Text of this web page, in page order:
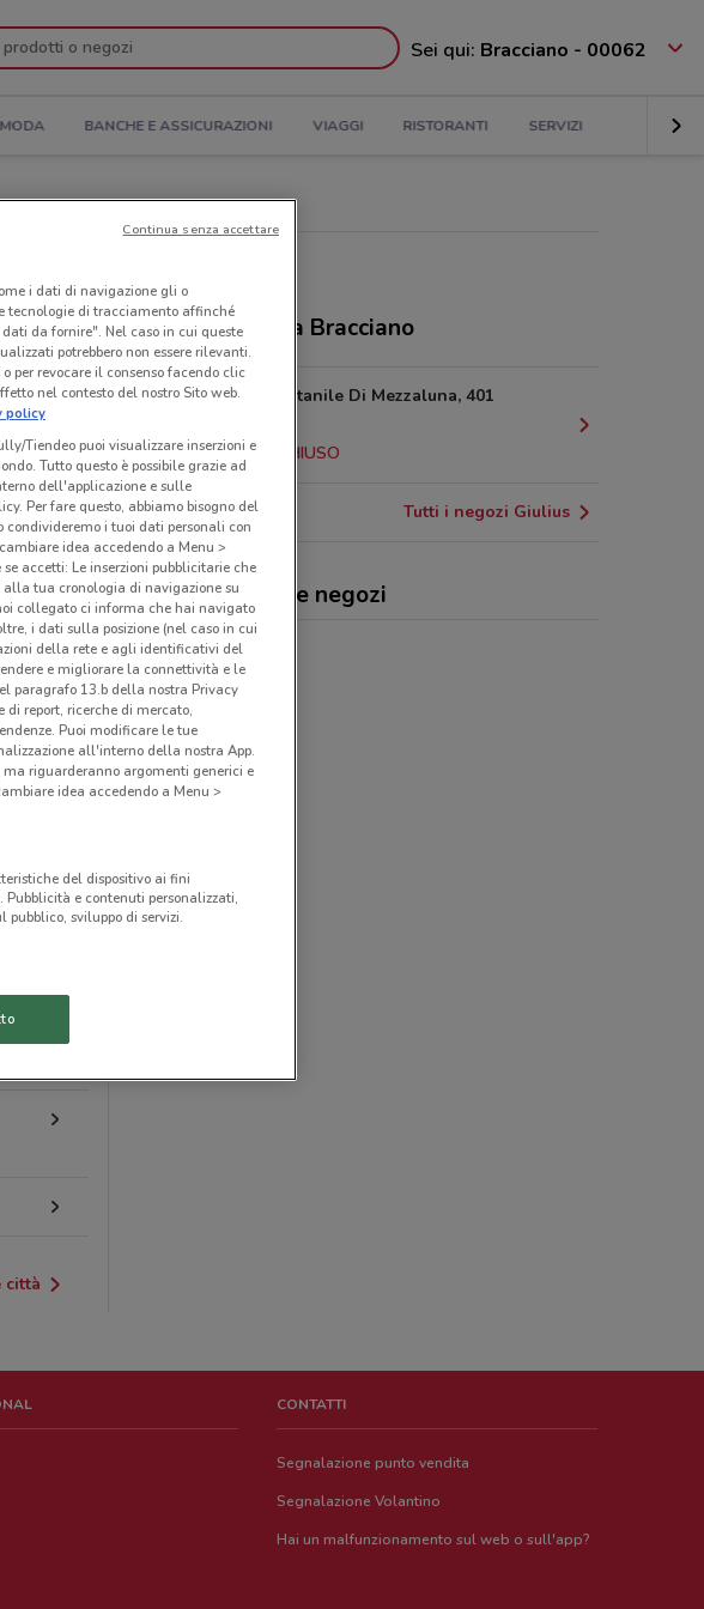
Sei qui: Bracciano - 00062
BANCHE E ASSICURAZIONI VIAGGI RISTORANTI SERVIZI
città
Negozi Giulius a Bracciano
Via Del Fontanile Di Mezzaluna, 401
22.7 km
CHIUSO
Tutti i negozi Giulius
Giulius, offerte e negozi
CONTATTI
Segnalazione punto vendita
Segnalazione Volantino
Hai un malfunzionamento sul web o sull'app?
i dati di navigazione gli o
tecnologie di tracciamento affinché
da fornire". Nel caso in cui queste
potrebbero non essere rilevanti.
per revocare il consenso facendo clic
nel contesto del nostro Sito web.
policy
Tiendeo puoi visualizzare inserzioni e
Tutto questo è possibile grazie ad
dell'applicazione e sulle
Per fare questo, abbiamo bisogno del
i tuoi dati personali con
idea accedendo a Menu >
accetti: Le inserzioni pubblicitarie che
tua cronologia di navigazione su
collegato ci informa che hai navigato
i dati sulla posizione (nel caso in cui
della rete e agli identificativi del
e migliorare la connettività e le
paragrafo 13.b della nostra Privacy
di report, ricerche di mercato,
Puoi modificare le tue
all'interno della nostra App.
riguarderanno argomenti generici e
idea accedendo a Menu >
del dispositivo ai fini
Pubblicità e contenuti personalizzati,
sviluppo di servizi.
Continua senza accettare